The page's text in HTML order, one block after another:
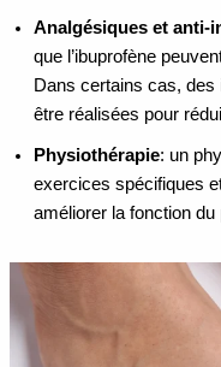
Analgésiques et anti-
que l’ibuprofène
Dans certains cas,
être réalisées pour
Physiothérapie: un
exercices spécifiques
améliorer la fonction du